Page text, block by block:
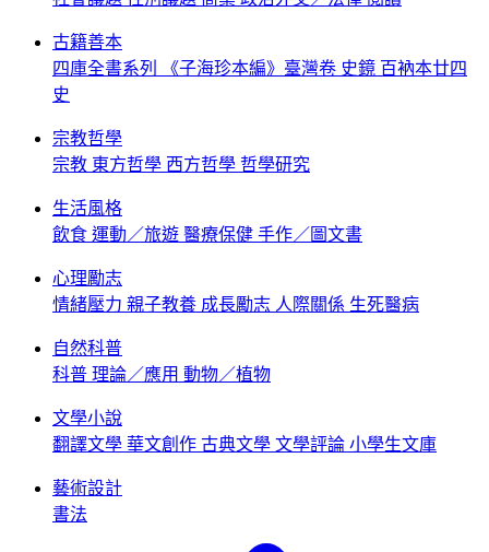
古籍善本
四庫全書系列
《子海珍本編》臺灣卷 史鏡 百衲本廿四
史
宗教哲學
宗教 東方哲學 西方哲學 哲學研究
生活風格
飲食 運動／旅遊 醫療保健 手作／圖文書
心理勵志
情緒壓力 親子教養 成長勵志 人際關係 生死醫病
自然科普
科普 理論／應用 動物／植物
文學小說
翻譯文學 華文創作 古典文學 文學評論 小學生文庫
藝術設計
書法